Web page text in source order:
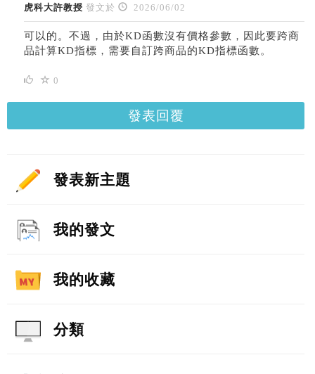
虎科大許教授 發文於 2026/06/02
可以的。不過，由於KD函數沒有價格參數，因此要跨商
品計算KD指標，需要自訂跨商品的KD指標函數。
0
發表回覆
發表新主題
我的發文
我的收藏
分類